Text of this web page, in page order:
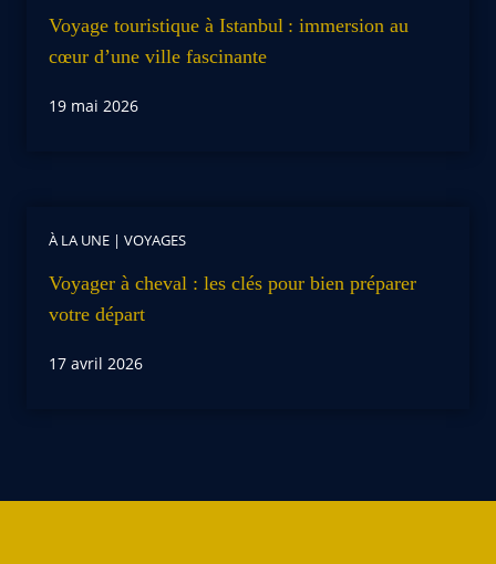
Voyage touristique à Istanbul : immersion au
cœur d’une ville fascinante
19 mai 2026
À LA UNE | VOYAGES
Voyager à cheval : les clés pour bien préparer
votre départ
17 avril 2026